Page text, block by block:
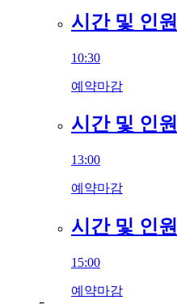
시간 및 인원
10:30
예약마감
시간 및 인원
13:00
예약마감
시간 및 인원
15:00
예약마감